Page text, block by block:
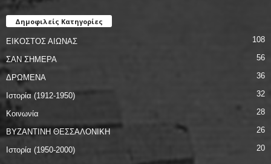
Δημοφιλείς Κατηγορίες
ΕΙΚΟΣΤΟΣ ΑΙΩΝΑΣ 108
ΣΑΝ ΣΗΜΕΡΑ 56
ΔΡΩΜΕΝΑ 36
Ιστορία (1912-1950) 32
Κοινωνία 28
ΒΥΖΑΝΤΙΝΗ ΘΕΣΣΑΛΟΝΙΚΗ 26
Ιστορία (1950-2000) 20